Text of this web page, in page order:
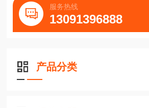
服务热线
13091396888
产品分类